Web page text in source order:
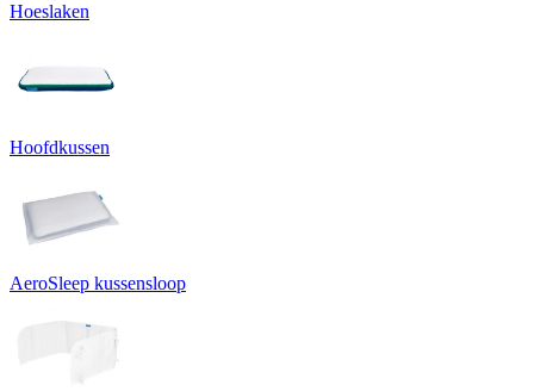
Hoeslaken
Hoofdkussen
AeroSleep kussensloop